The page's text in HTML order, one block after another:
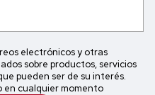
electrónicos y otras
sobre productos, servicios
pueden ser de su interés.
en cualquier momento